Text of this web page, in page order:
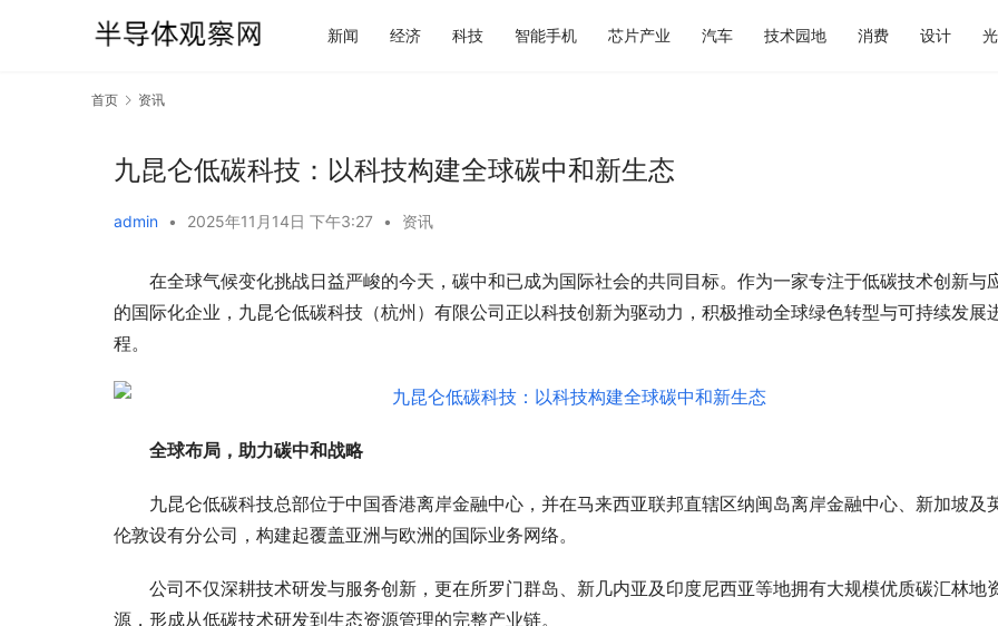
新闻 经济 科技 智能手机 芯片产业 汽车 技术园地 消费 设计
首页 资讯
九昆仑低碳科技：以科技构建全球碳中和新生态
admin • 2025年11月14日 下午3:27 • 资讯
在全球气候变化挑战日益严峻的今天，碳中和已成为国际社会的共同目标。作为一家专注于低碳技术创新与
的国际化企业，九昆仑低碳科技（杭州）有限公司正以科技创新为驱动力，积极推动全球绿色转型与可持续发展
程。
全球布局，助力碳中和战略
九昆仑低碳科技总部位于中国香港离岸金融中心，并在马来西亚联邦直辖区纳闽岛离岸金融中心、新加坡及
伦敦设有分公司，构建起覆盖亚洲与欧洲的国际业务网络。
公司不仅深耕技术研发与服务创新，更在所罗门群岛、新几内亚及印度尼西亚等地拥有大规模优质碳汇林地
源，形成从低碳技术研发到生态资源管理的完整产业链。